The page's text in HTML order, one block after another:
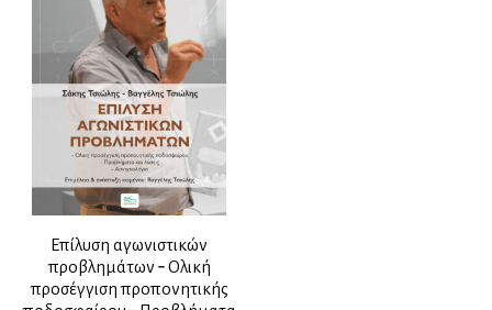
Επίλυση αγωνιστικών
προβλημάτων ‐ Ολική
προσέγγιση προπονητικής